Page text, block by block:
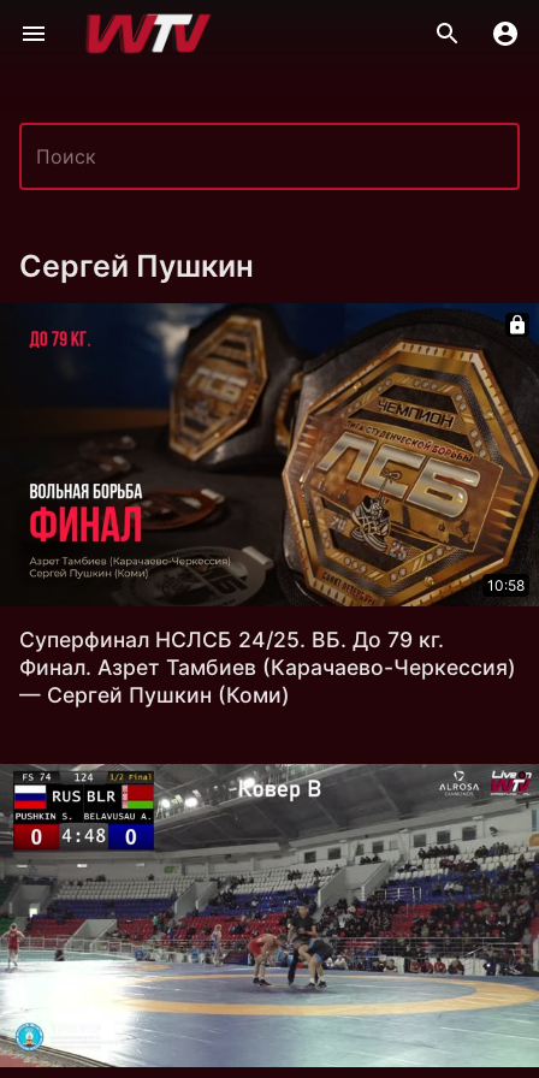
Сергей Пушкин
10:58
Суперфинал НСЛСБ 24/25. ВБ. До 79 кг.
Финал. Азрет Тамбиев (Карачаево-Черкессия)
— Сергей Пушкин (Коми)